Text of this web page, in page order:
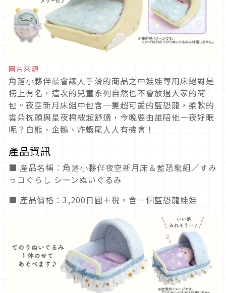
圖片來源
角落小夥伴最會讓人手滑的商品之中娃娃專用床絕對是
榜上有名，這次的兒童系列自然也不會放過大家的荷
包。夜空新月床組中包含一隻超可愛的藍恐龍，柔軟的
雲朵枕頭與星夜棉被超舒適，今晚要由誰陪他一夜好眠
呢？白熊、企鵝、炸蝦尾人人有機會！
產品資訊
■ 產品名稱：角落小夥伴夜空新月床＆藍恐龍組／すみ
っコぐらし シーンぬいぐるみ
■ 產品價格：3,200日圓＋稅，含一個藍恐龍娃娃